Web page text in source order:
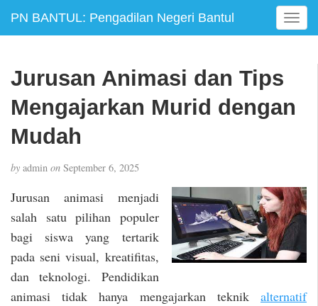
PN BANTUL: Pengadilan Negeri Bantul
T
o
n
a
t
i
o
n
Jurusan Animasi dan Tips
Mengajarkan Murid dengan
Mudah
by admin on September 6, 2025
Jurusan animasi menjadi
salah satu pilihan populer
bagi siswa yang tertarik
pada seni visual, kreatifitas,
dan teknologi. Pendidikan
animasi tidak hanya mengajarkan teknik alternatif